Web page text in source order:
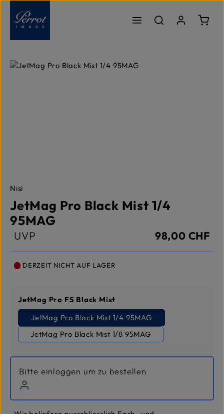
Zum Hauptinhalt springen
Bildergalerie überspringen
Nisi
JetMag Pro Black Mist 1/4
95MAG
UVP 98,00 CHF
DERZEIT NICHT AUF LAGER
JetMag Pro FS Black Mist
JetMag Pro Black Mist 1/4 95MAG
JetMag Pro Black Mist 1/8 95MAG
Bitte einloggen um zu bestellen